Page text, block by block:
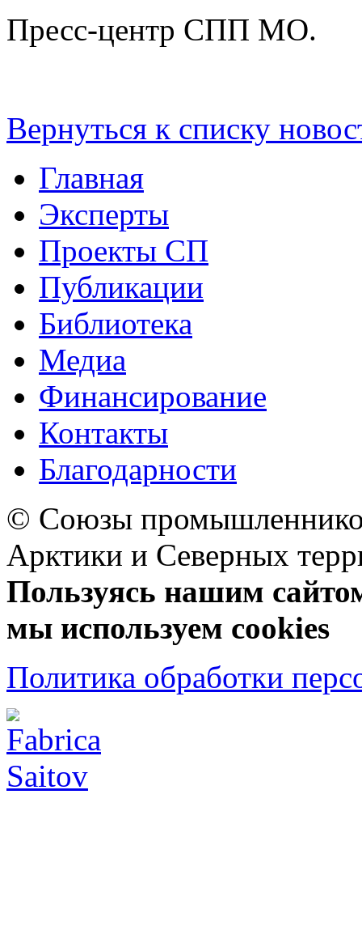
Пресс-центр СПП МО.
Вернуться к списку
Главная
Эксперты
Проекты СП
Публикации
Библиотека
Медиа
Финансирование
Контакты
Благодарности
© Союзы
Арктики и Северных
Пользуясь нашим
мы используем cookies
Политика обработки